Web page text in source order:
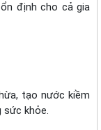
định cho cả gia
tạo nước kiềm
sức khỏe.